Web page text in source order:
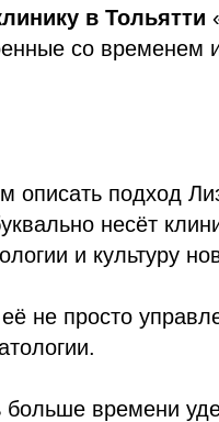
в Тольятти
со временем
описать подход
несёт
и культуру
не просто
времени